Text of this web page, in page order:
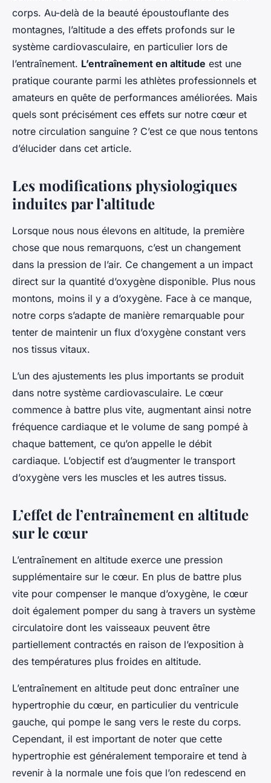
corps. Au-delà de la beauté époustouflante des
montagnes, l’altitude a des effets profonds sur le
système cardiovasculaire, en particulier lors de
l’entraînement. L’entraînement en altitude est une
pratique courante parmi les athlètes professionnels et
amateurs en quête de performances améliorées. Mais
quels sont précisément ces effets sur notre cœur et
notre circulation sanguine ? C’est ce que nous tentons
d’élucider dans cet article.
Les modifications physiologiques
induites par l’altitude
Lorsque nous nous élevons en altitude, la première
chose que nous remarquons, c’est un changement
dans la pression de l’air. Ce changement a un impact
direct sur la quantité d’oxygène disponible. Plus nous
montons, moins il y a d’oxygène. Face à ce manque,
notre corps s’adapte de manière remarquable pour
tenter de maintenir un flux d’oxygène constant vers
nos tissus vitaux.
L’un des ajustements les plus importants se produit
dans notre système cardiovasculaire. Le cœur
commence à battre plus vite, augmentant ainsi notre
fréquence cardiaque et le volume de sang pompé à
chaque battement, ce qu’on appelle le débit
cardiaque. L’objectif est d’augmenter le transport
d’oxygène vers les muscles et les autres tissus.
L’effet de l’entraînement en altitude
sur le cœur
L’entraînement en altitude exerce une pression
supplémentaire sur le cœur. En plus de battre plus
vite pour compenser le manque d’oxygène, le cœur
doit également pomper du sang à travers un système
circulatoire dont les vaisseaux peuvent être
partiellement contractés en raison de l’exposition à
des températures plus froides en altitude.
L’entraînement en altitude peut donc entraîner une
hypertrophie du cœur, en particulier du ventricule
gauche, qui pompe le sang vers le reste du corps.
Cependant, il est important de noter que cette
hypertrophie est généralement temporaire et tend à
revenir à la normale une fois que l’on redescend en